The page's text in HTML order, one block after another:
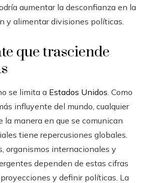
aumentar la desconfianza en la
y alimentar divisiones políticas.
que trasciende
se limita a Estados Unidos . Como
influyente del mundo, cualquier
la manera en que se comunican
tiene repercusiones globales.
organismos internacionales y
dependen de estas cifras
y definir políticas. La